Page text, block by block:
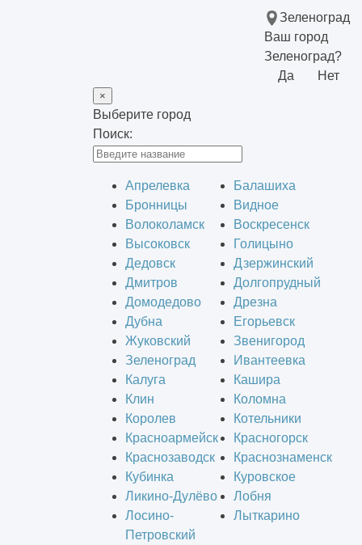
Зеленоград
Ваш город
Зеленоград?
Да
Нет
×
Выберите город
Поиск:
Апрелевка
Балашиха
Бронницы
Видное
Волоколамск
Воскресенск
Высоковск
Голицыно
Дедовск
Дзержинский
Дмитров
Долгопрудный
Домодедово
Дрезна
Дубна
Егорьевск
Жуковский
Звенигород
Зеленоград
Ивантеевка
Калуга
Кашира
Клин
Коломна
Королев
Котельники
Красноармейск
Красногорск
Краснозаводск
Краснознаменск
Кубинка
Куровское
Ликино-Дулёво
Лобня
Лосино-
Петровский
Лыткарино